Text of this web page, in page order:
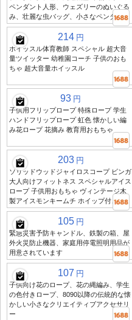
ペンダント人形、ウェズリーのぬいぐる
み、壮麗な虫バッグ、小さなペンダント
214 円
ホイッスル体育教師 スペシャル 超大音
量ツイッター 幼稚園コーチ 子供のおも
ちゃ 超大音量ホイッスル
93 円
子供用フリップロープ 特殊ロープ 学生
ハンドフリップロープ 虹色 懐かしい編
み花ロープ 花摘み 教育用おもちゃ
203 円
ソリッドウッドジャイロスコープ ビンガ
大人向けフィットネス スペシャルアイス
ロープ 子供用おもちゃ ヴィンテージ木
製アイスモンキームチ ホイップ付き
105 円
緊急災害予防キャンドル、鉄製の箱、屋
外火災防止機器、家庭用停電照明用品が
用意されています
107 円
子供向け花のロープ、花の縄編み、学生
の色付きロープ、8090以降の伝統的な懐
かしい小さなクリエイティブアクセサリ
ー